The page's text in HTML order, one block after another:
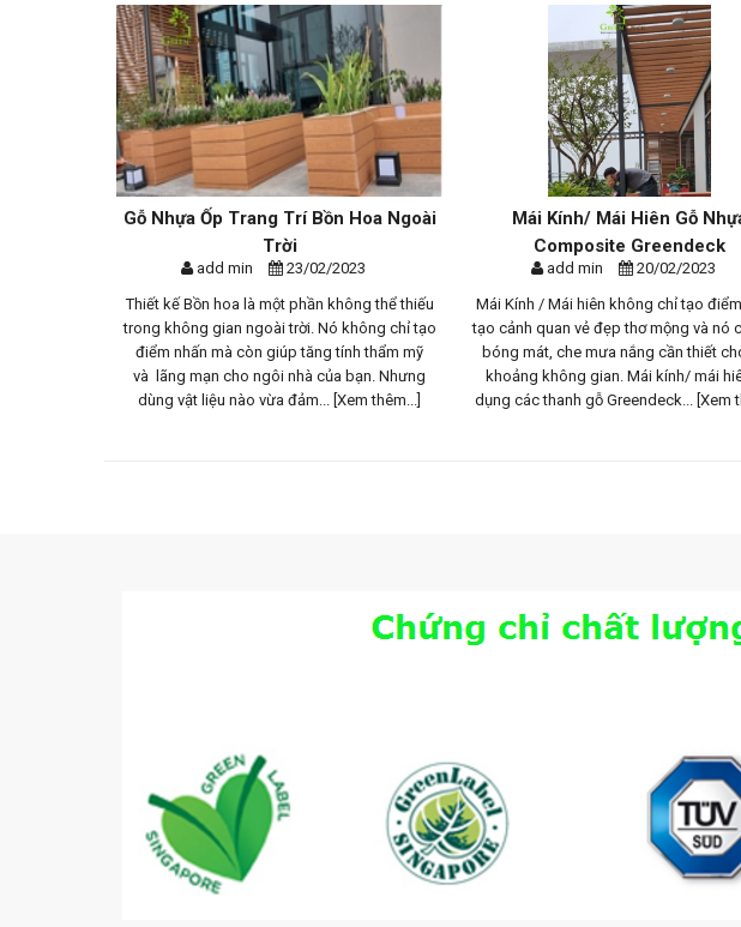
Gỗ Nhựa Ốp Trang Trí Bồn Hoa Ngoài
add min
23/02/2023
Thiết kế Bồn hoa là một phần không thể thiếu
trong không gian ngoài trời. Nó không chỉ tạo
điểm nhấn mà còn giúp tăng tính thẩm mỹ
và lãng mạn cho ngôi nhà của bạn. Nhưng
dùng vật liệu nào vừa đảm...[Xem thêm...]
Mái Kính/ Mái Hiên Gỗ Nhựa
Composite Greendeck
add min
20/02/2023
Mái Kính / Mái hiên không chỉ tạo điểm nhấn,
tạo cảnh quan vẻ đẹp thơ mộng và nó còn tạo
bóng mát, che mưa nắng cần thiết cho một
khoảng không gian. Mái kính/ mái hiên sử
dụng các thanh gỗ Greendeck...[Xem thêm...]